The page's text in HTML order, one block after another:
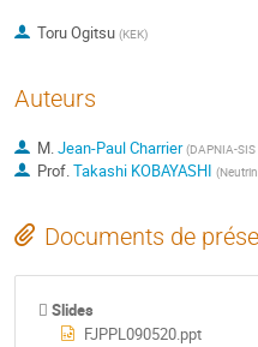
Toru Ogitsu (KEK)
Auteurs
M.Jean-Paul Charrier (DAPNIA-SIS
Prof.Takashi KOBAYASHI (
Documents de
Slides
FJPPL090520.ppt